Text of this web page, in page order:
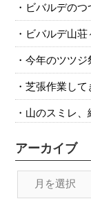
ビバルデの
ビバルデ山
今年のツツジ
芝張作業して
山のスミレ、
アーカイブ